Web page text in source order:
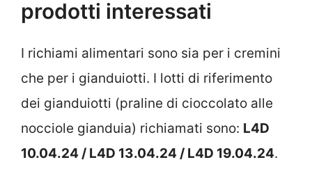
prodotti interessati
I richiami alimentari sono sia per i cremini
che per i gianduiotti. I lotti di riferimento
dei gianduiotti (praline di cioccolato alle
nocciole gianduia) richiamati sono: L4D
10.04.24 / L4D 13.04.24 / L4D 19.04.24.